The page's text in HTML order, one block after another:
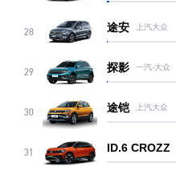
28 途安 上汽大众
29 探影 一汽-大众
30 途铠 上汽大众
31 ID.6 CROZZ